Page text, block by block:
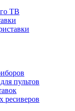
ТВ
пультов
ресиверов